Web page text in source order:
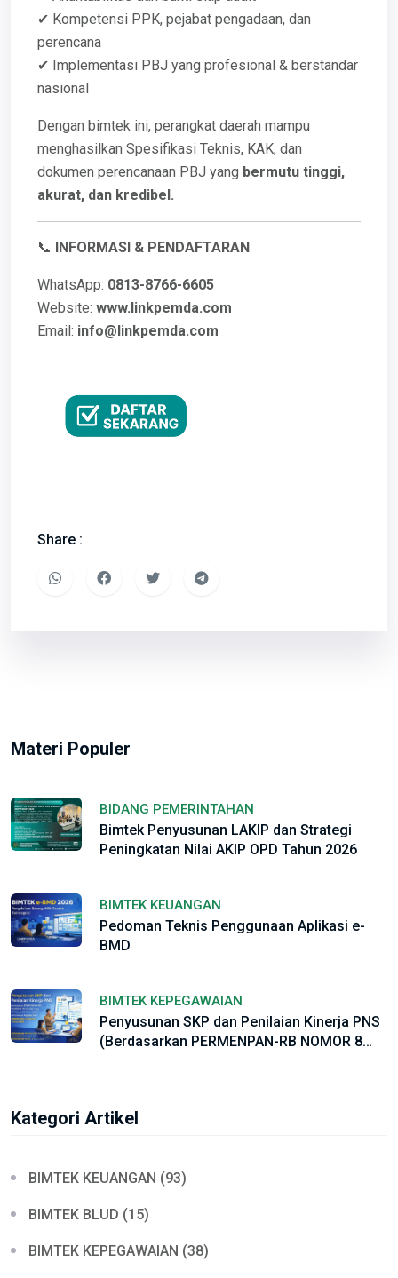
Materi Populer
BIDANG PEMERINTAHAN
Bimtek Penyusunan LAKIP dan Strategi
Peningkatan Nilai AKIP OPD Tahun 2026
BIMTEK KEUANGAN
Pedoman Teknis Penggunaan Aplikasi e-
BMD
BIMTEK KEPEGAWAIAN
Penyusunan SKP dan Penilaian Kinerja PNS
(Berdasarkan PERMENPAN-RB NOMOR 8
Kategori Artikel
BIMTEK KEUANGAN (93)
BIMTEK BLUD (15)
BIMTEK KEPEGAWAIAN (38)
✔ Kompetensi PPK, pejabat pengadaan, dan
perencana
✔ Implementasi PBJ yang profesional & berstandar
nasional
Dengan bimtek ini, perangkat daerah mampu
menghasilkan Spesifikasi Teknis, KAK, dan
dokumen perencanaan PBJ yang bermutu tinggi,
akurat, dan kredibel.
📞 INFORMASI & PENDAFTARAN
WhatsApp: 0813-8766-6605
Website: www.linkpemda.com
Email: info@linkpemda.com
Share :